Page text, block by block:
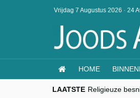
Vrijdag 7 Augustus 2026 · 24
HOME
LAATSTE Religieuze